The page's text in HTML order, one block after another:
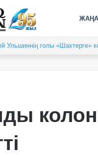
Ульшиннің голы «Шахтерге»